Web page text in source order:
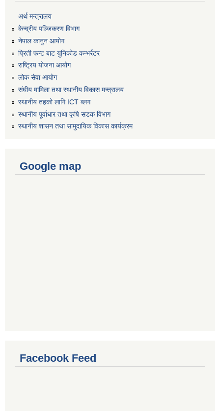
अर्थ मन्त्रालय
केन्द्रीय पञ्जिकरण विभाग
नेपाल कानुन आयोग
प्रिती फन्ट बाट युनिकोड कन्भर्रटर
राष्ट्रिय योजना आयोग
लोक सेवा आयोग
संघीय मामिला तथा स्थानीय विकास मन्त्रालय
स्थानीय तहको लागि ICT ब्लग
स्थानीय पूर्वाधार तथा कृषि सडक विभाग
स्थानीय शासन तथा सामुदायिक विकास कार्यक्रम
Google map
Facebook Feed